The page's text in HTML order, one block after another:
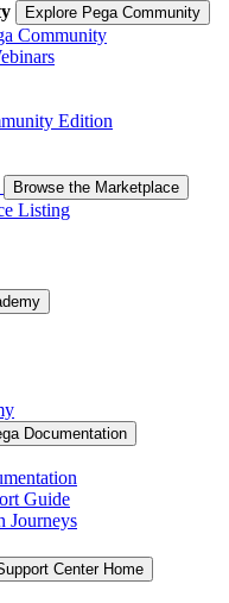
Explore Pega Community
Community
Edition
Browse the Marketplace
Listing
Documentation
Guide
Journeys
Center Home